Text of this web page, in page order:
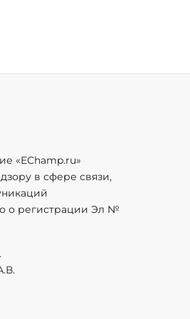
«EChamp.ru»
в сфере связи,
о регистрации Эл №